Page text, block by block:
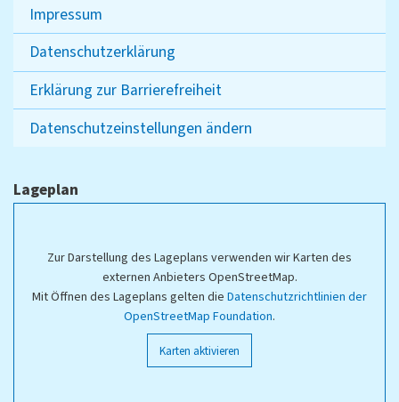
Impressum
Datenschutzerklärung
Erklärung zur Barrierefreiheit
Datenschutzeinstellungen ändern
Lageplan
Zur Darstellung des Lageplans verwenden wir Karten des
externen Anbieters OpenStreetMap.
Mit Öffnen des Lageplans gelten die Datenschutzrichtlinien der
OpenStreetMap Foundation.
Karten aktivieren